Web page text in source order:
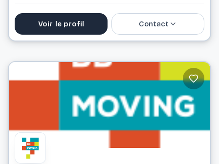
Voir le profil Contact